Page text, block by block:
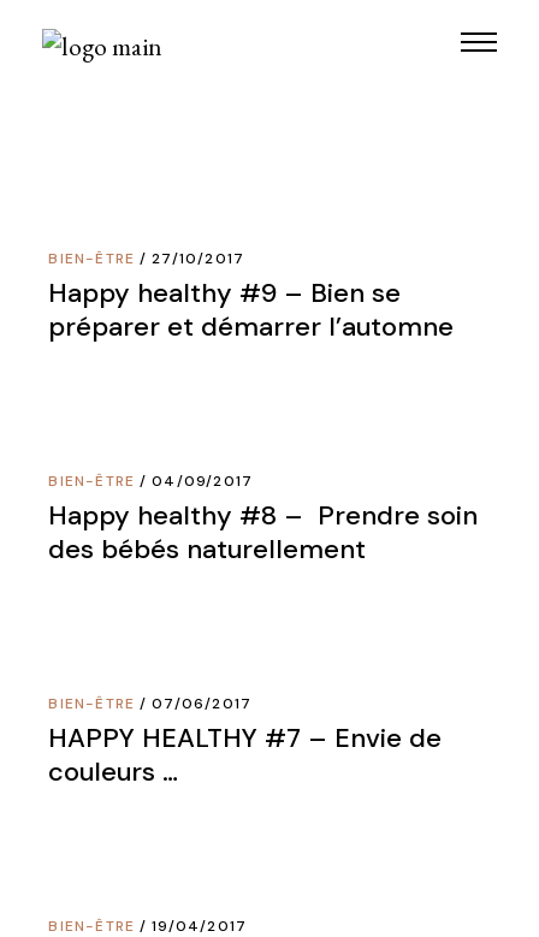
BIEN-ÊTRE 27/10/2017
Happy healthy #9 – Bien se
préparer et démarrer l’automne
BIEN-ÊTRE 04/09/2017
Happy healthy #8 – Prendre soin
des bébés naturellement
BIEN-ÊTRE 07/06/2017
HAPPY HEALTHY #7 – Envie de
couleurs …
BIEN-ÊTRE 19/04/2017